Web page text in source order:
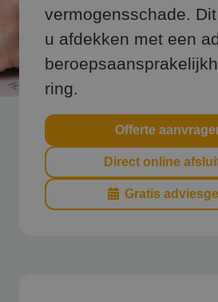
vermogensschade.
u afdekken met een
ring.
Offerte
Direct online
Gratis